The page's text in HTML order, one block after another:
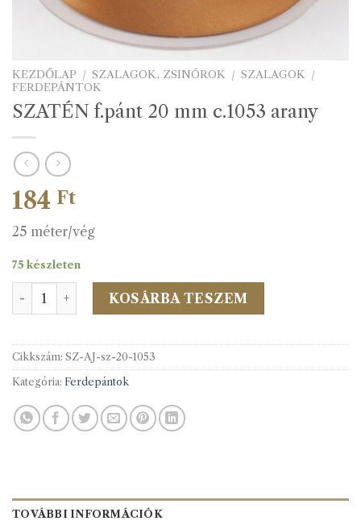
KEZDŐLAP / SZALAGOK, ZSINÓROK / SZALAGOK /
FERDEPÁNTOK
SZATÉN f.pánt 20 mm c.1053 arany
184 Ft
25 méter/vég
75 készleten
SZATÉN f.pánt 20 mm c.1053 arany mennyiség
KOSÁRBA TESZEM
Cikkszám: SZ-AJ-sz-20-1053
Kategória: Ferdepántok
TOVÁBBI INFORMÁCIÓK